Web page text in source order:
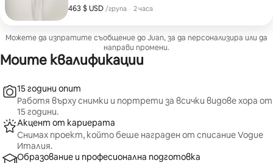
463 $ USD /група
463 $ USD за група
, · 2 часа
Можете да изпратите съобщение до Juan, за да персонализира или да
направи промени.
Моите квалификации
15 години опит
Работя върху снимки и портрети за всички видове хора от
15 години.
Акцент от кариерата
Снимах проект, който беше награден от списание Vogue
Италия.
Образование и професионална подготовка